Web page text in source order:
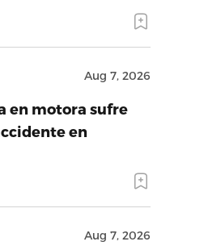
Aug 7, 2026
en motora sufre
en
Aug 7, 2026